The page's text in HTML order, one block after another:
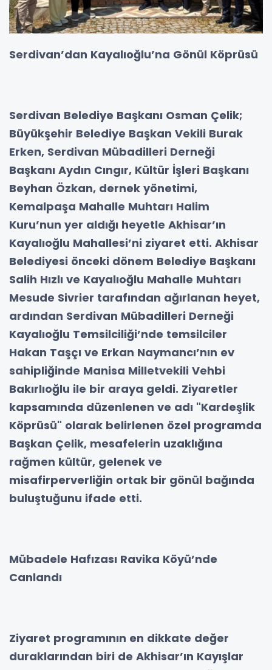
Serdivan’dan Kayalıoğlu’na Gönül Köprüsü
Serdivan Belediye Başkanı Osman Çelik;
Büyükşehir Belediye Başkan Vekili Burak
Erken, Serdivan Mübadilleri Derneği
Başkanı Aydın Cıngır, Kültür İşleri Başkanı
Beyhan Özkan, dernek yönetimi,
Kemalpaşa Mahalle Muhtarı Halim
Kuru’nun yer aldığı heyetle Akhisar’ın
Kayalıoğlu Mahallesi’ni ziyaret etti. Akhisar
Belediyesi önceki dönem Belediye Başkanı
Salih Hızlı ve Kayalıoğlu Mahalle Muhtarı
Mesude Sivrier tarafından ağırlanan heyet,
ardından Serdivan Mübadilleri Derneği
Kayalıoğlu Temsilciliği’nde temsilciler
Hakan Taşçı ve Erkan Naymancı’nın ev
sahipliğinde Manisa Milletvekili Vehbi
Bakırlıoğlu ile bir araya geldi. Ziyaretler
kapsamında düzenlenen ve adı "Kardeşlik
Köprüsü" olarak belirlenen özel programda
Başkan Çelik, mesafelerin uzaklığına
rağmen kültür, gelenek ve
misafirperverliğin ortak bir gönül bağında
buluştuğunu ifade etti.
Mübadele Hafızası Ravika Köyü’nde
Canlandı
Ziyaret programının en dikkate değer
duraklarından biri de Akhisar’ın Kayışlar